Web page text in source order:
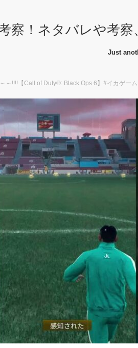
察！ネタバレや考察
Just
～!!!!【Call of Duty®: Black Ops 6】#イカゲーム